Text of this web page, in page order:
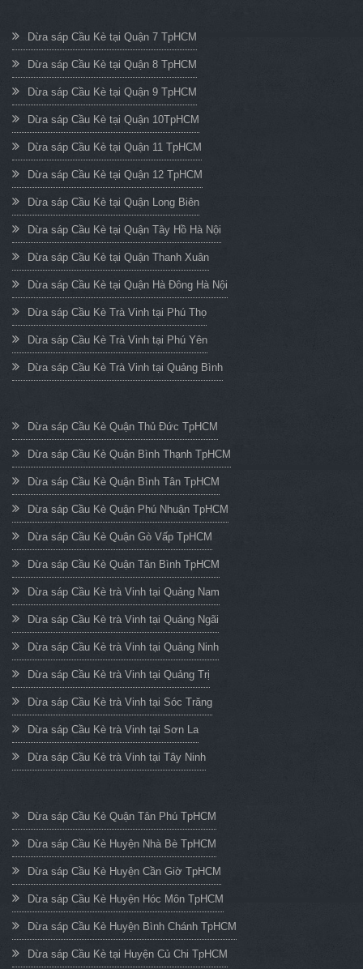
Dừa sáp Cầu Kè tại Quận 7 TpHCM
Dừa sáp Cầu Kè tại Quận 8 TpHCM
Dừa sáp Cầu Kè tại Quận 9 TpHCM
Dừa sáp Cầu Kè tại Quận 10TpHCM
Dừa sáp Cầu Kè tại Quận 11 TpHCM
Dừa sáp Cầu Kè tại Quận 12 TpHCM
Dừa sáp Cầu Kè tại Quận Long Biên
Dừa sáp Cầu Kè tại Quận Tây Hồ Hà Nội
Dừa sáp Cầu Kè tại Quận Thanh Xuân
Dừa sáp Cầu Kè tại Quận Hà Đông Hà Nội
Dừa sáp Cầu Kè Trà Vinh tại Phú Thọ
Dừa sáp Cầu Kè Trà Vinh tại Phú Yên
Dừa sáp Cầu Kè Trà Vinh tại Quảng Bình
Dừa sáp Cầu Kè Quận Thủ Đức TpHCM
Dừa sáp Cầu Kè Quận Bình Thạnh TpHCM
Dừa sáp Cầu Kè Quận Bình Tân TpHCM
Dừa sáp Cầu Kè Quận Phú Nhuận TpHCM
Dừa sáp Cầu Kè Quận Gò Vấp TpHCM
Dừa sáp Cầu Kè Quận Tân Bình TpHCM
Dừa sáp Cầu Kè trà Vinh tại Quảng Nam
Dừa sáp Cầu Kè trà Vinh tại Quảng Ngãi
Dừa sáp Cầu Kè trà Vinh tại Quảng Ninh
Dừa sáp Cầu Kè trà Vinh tại Quảng Trị
Dừa sáp Cầu Kè trà Vinh tại Sóc Trăng
Dừa sáp Cầu Kè trà Vinh tại Sơn La
Dừa sáp Cầu Kè trà Vinh tại Tây Ninh
Dừa sáp Cầu Kè Quận Tân Phú TpHCM
Dừa sáp Cầu Kè Huyện Nhà Bè TpHCM
Dừa sáp Cầu Kè Huyện Cần Giờ TpHCM
Dừa sáp Cầu Kè Huyện Hóc Môn TpHCM
Dừa sáp Cầu Kè Huyện Bình Chánh TpHCM
Dừa sáp Cầu Kè tại Huyện Củ Chi TpHCM